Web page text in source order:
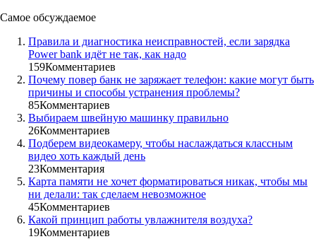
Самое обсуждаемое
Правила и диагностика неисправностей, если зарядка
Power bank идёт не так, как надо
159Комментариев
Почему повер банк не заряжает телефон: какие могут быть
причины и способы устранения проблемы?
85Комментариев
Выбираем швейную машинку правильно
26Комментариев
Подберем видеокамеру, чтобы наслаждаться классным
видео хоть каждый день
23Комментария
Карта памяти не хочет форматироваться никак, чтобы мы
ни делали: так сделаем невозможное
45Комментариев
Какой принцип работы увлажнителя воздуха?
19Комментариев